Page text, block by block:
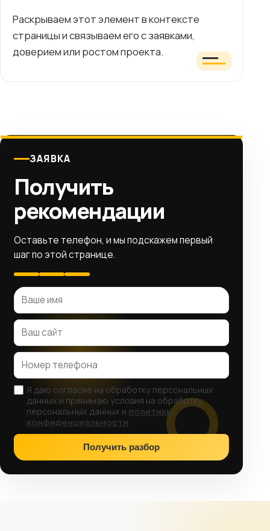
Раскрываем этот элемент в контексте
страницы и связываем его с заявками,
доверием или ростом проекта.
ЗАЯВКА
Получить
рекомендации
Оставьте телефон, и мы подскажем первый
шаг по этой странице.
Я даю согласие на обработку персональных
данных и принимаю условия на обработку
персональных данных и политики
конфиденциальности.
Получить разбор